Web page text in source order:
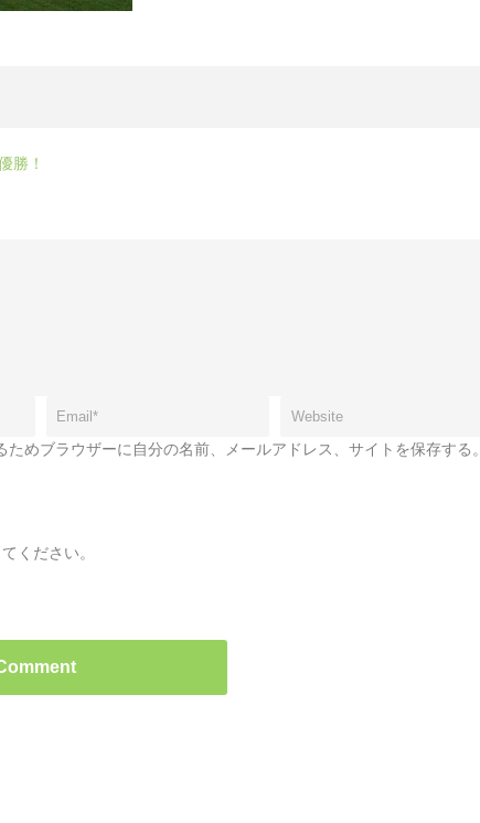
勝！
ためブラウザーに自分の名前、メールアドレス、サイトを保存する。
ください。